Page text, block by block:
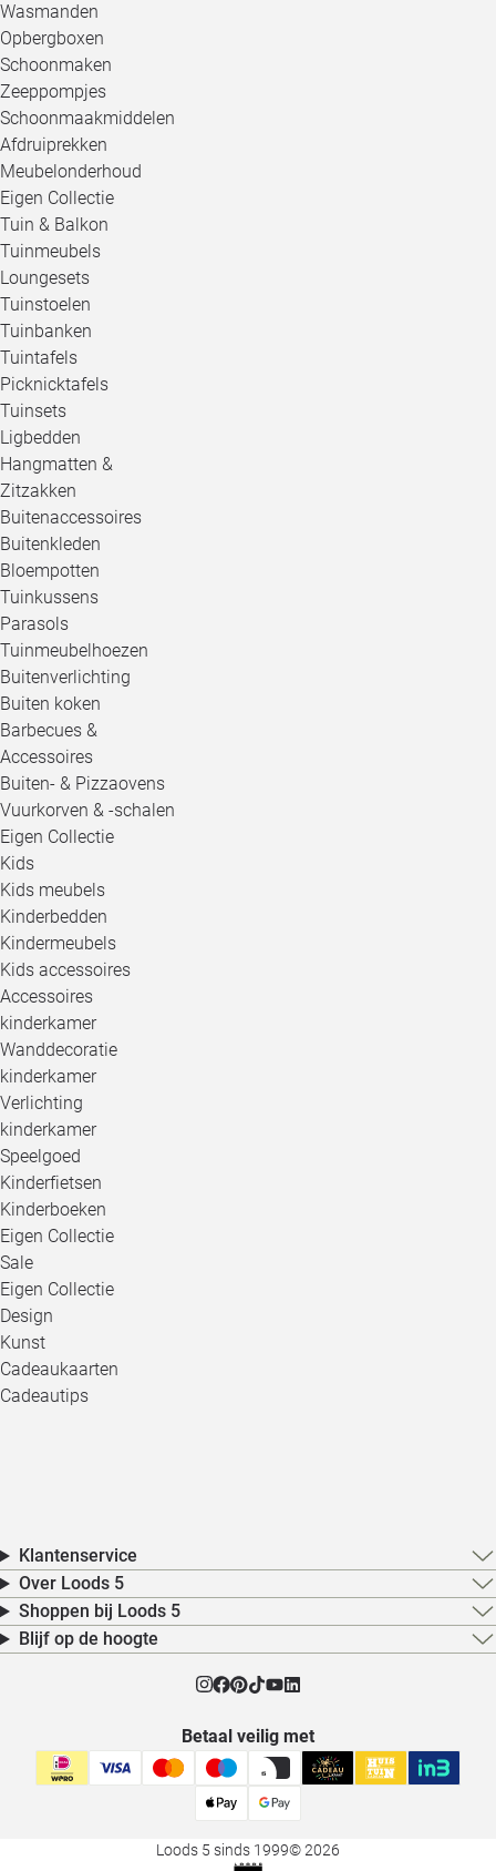
Wasmanden
Opbergboxen
Schoonmaken
Zeeppompjes
Schoonmaakmiddelen
Afdruiprekken
Meubelonderhoud
Eigen Collectie
Tuin & Balkon
Tuinmeubels
Loungesets
Tuinstoelen
Tuinbanken
Tuintafels
Picknicktafels
Tuinsets
Ligbedden
Hangmatten &
Zitzakken
Buitenaccessoires
Buitenkleden
Bloempotten
Tuinkussens
Parasols
Tuinmeubelhoezen
Buitenverlichting
Buiten koken
Barbecues &
Accessoires
Buiten- & Pizzaovens
Vuurkorven & -schalen
Eigen Collectie
Kids
Kids meubels
Kinderbedden
Kindermeubels
Kids accessoires
Accessoires
kinderkamer
Wanddecoratie
kinderkamer
Verlichting
kinderkamer
Speelgoed
Kinderfietsen
Kinderboeken
Eigen Collectie
Sale
Eigen Collectie
Design
Kunst
Cadeaukaarten
Cadeautips
Klantenservice
Over Loods 5
Shoppen bij Loods 5
Blijf op de hoogte
Betaal veilig met
Loods 5 sinds 1999© 2026